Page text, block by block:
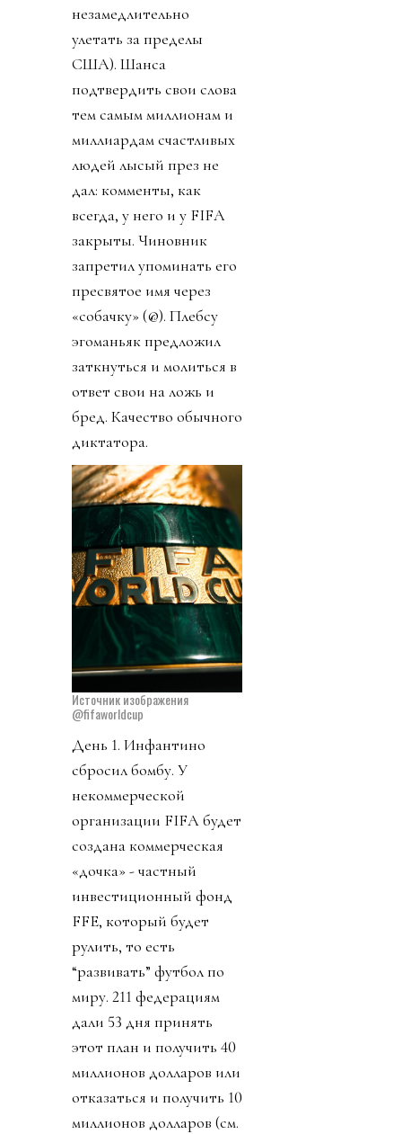
незамедлительно
улетать за пределы
США). Шанса
подтвердить свои слова
тем самым миллионам и
миллиардам счастливых
людей лысый през не
дал: комменты, как
всегда, у него и у FIFA
закрыты. Чиновник
запретил упоминать его
пресвятое имя через
«собачку» (@). Плебсу
эгоманьяк предложил
заткнуться и молиться в
ответ свои на ложь и
бред. Качество обычного
диктатора.
Источник изображения
@fifaworldcup
День 1. Инфантино
сбросил бомбу. У
некоммерческой
организации FIFA будет
создана коммерческая
«дочка» - частный
инвестиционный фонд
FFE, который будет
рулить, то есть
“развивать” футбол по
миру. 211 федерациям
дали 53 дня принять
этот план и получить 40
миллионов долларов или
отказаться и получить 10
миллионов долларов (см.